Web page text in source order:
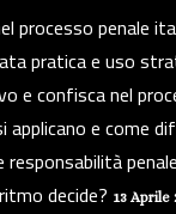
processo penale
pratica e uso
e confisca nel
e come
decide? 13 Aprile